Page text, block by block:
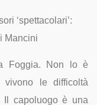
‘spettacolari’:
Mancini
Foggia. Non lo è
le difficoltà
Il capoluogo è una